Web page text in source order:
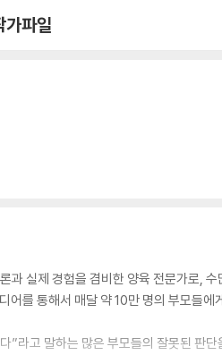
가파일
과 실제 경험을 겸비한 양육 전문가로,
어를 통해서 매달 약 10만 명의 부모들
라고 말하는 많은 부모들의 잘못된 판